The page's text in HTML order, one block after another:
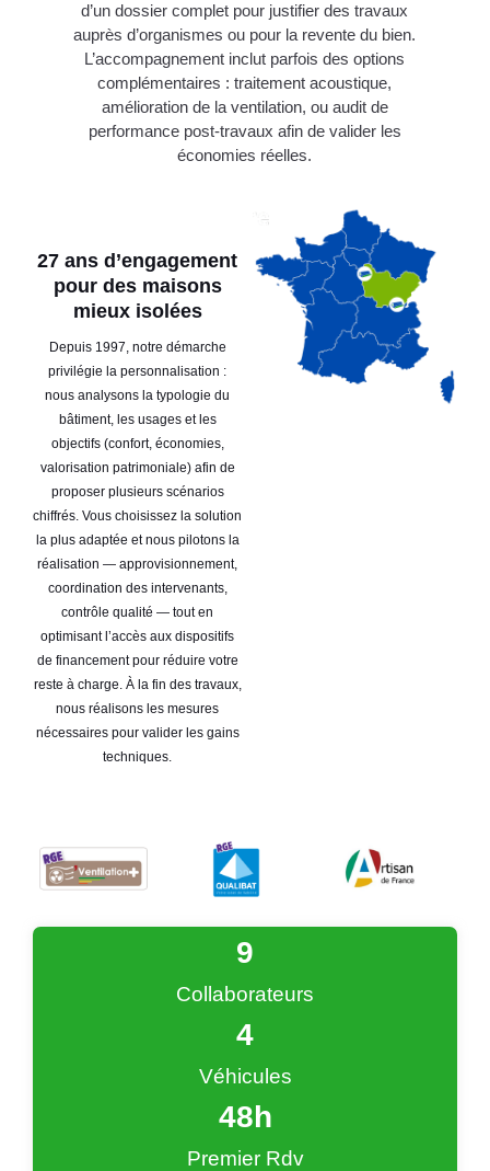
d’un dossier complet pour justifier des travaux
auprès d’organismes ou pour la revente du bien.
L’accompagnement inclut parfois des options
complémentaires : traitement acoustique,
amélioration de la ventilation, ou audit de
performance post-travaux afin de valider les
économies réelles.
27 ans d’engagement
pour des maisons
mieux isolées
Depuis 1997, notre démarche
privilégie la personnalisation :
nous analysons la typologie du
bâtiment, les usages et les
objectifs (confort, économies,
valorisation patrimoniale) afin de
proposer plusieurs scénarios
chiffrés. Vous choisissez la solution
la plus adaptée et nous pilotons la
réalisation — approvisionnement,
coordination des intervenants,
contrôle qualité — tout en
optimisant l’accès aux dispositifs
de financement pour réduire votre
reste à charge. À la fin des travaux,
nous réalisons les mesures
nécessaires pour valider les gains
techniques.
Collaborateurs
9
Véhicules
4
Premier Rdv
48h